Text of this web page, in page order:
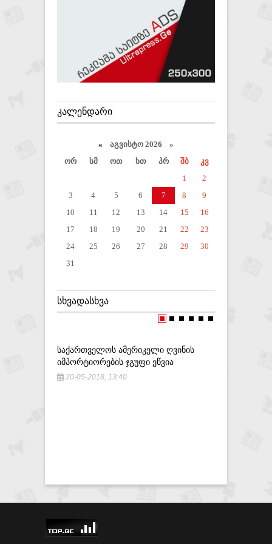
ᲙᲐᲚᲔᲜᲓᲐᲠᲘ
« აგვისტო 2026 »
ორ
სმ ოთ ხთ პრ შბ
კვ
1
2
3
4 5 6 7 8
9
10
11 12 13 14 15
16
17
18 19 20 21 22
23
24
25 26 27 28 29
30
31
ᲡᲮᲕᲐᲓᲐᲡᲮᲕᲐ
ᲡᲐᲥᲐᲠᲗᲕᲔᲚᲝᲡ ᲐᲛᲔᲠᲘᲙᲔᲚᲘ ᲦᲕᲘᲜᲘᲡ
ᲘᲛᲞᲝᲠᲢᲘᲝᲠᲔᲑᲘᲡ ᲯᲒᲣᲤᲘ ᲔᲬᲕᲘᲐ
20-05-2018, 13:40